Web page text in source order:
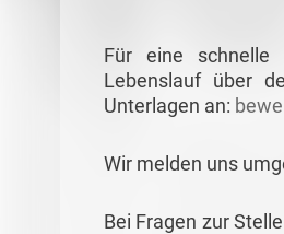
Für eine schnelle
Lebenslauf über
Unterlagen an:
Wir melden uns
Bei Fragen zur